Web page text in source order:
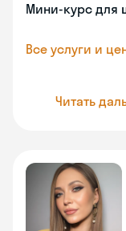
Мини-курс для
Все услуги и
Читать